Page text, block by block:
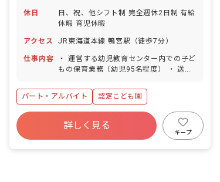
休日
日、祝、他シフト制 完全週休2日制 有給
休暇 育児休暇
アクセス JR東海道本線 鴨宮駅（徒歩7分）
仕事内容
・ 運営する幼児教育センター内での子ど
もの保育業務（幼児95名程度） ・ 送迎
パート・アルバイト
認定こども園
詳しく見る
キープ